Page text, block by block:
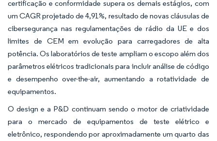
certificação e conformidade supera os demais estágios, com
um CAGR projetado de 4,91%, resultado de novas cláusulas de
cibersegurança nas regulamentações de rádio da UE e dos
limites de CEM em evolução para carregadores de alta
potência. Os laboratórios de teste ampliam o escopo além dos
parâmetros elétricos tradicionais para incluir análise de código
e desempenho over-the-air, aumentando a rotatividade de
equipamentos.
O design e a P&D continuam sendo o motor de criatividade
para o mercado de equipamentos de teste elétrico e
eletrônico, respondendo por aproximadamente um quarto das